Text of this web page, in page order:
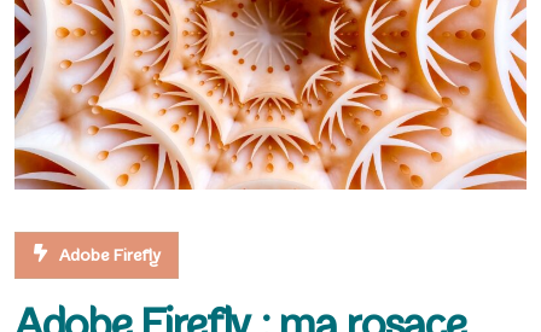
Adobe Firefly